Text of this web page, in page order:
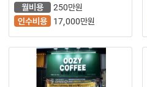
월비용
250만원
인수비용
17,000만원